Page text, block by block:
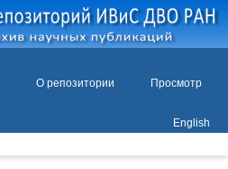
О репозитории
Просмотр
English